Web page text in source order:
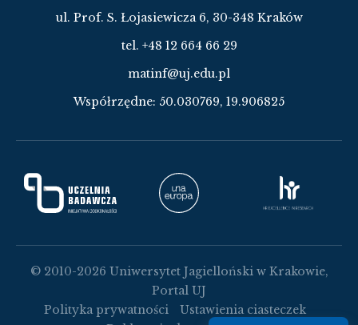
ul. Prof. S. Łojasiewicza 6, 30-348 Kraków
tel. +48 12 664 66 29
matinf@uj.edu.pl
Współrzędne: 50.030769, 19.906825
© 2010-2026 Uniwersytet Jagielloński w Krakowie,
Portal UJ
Polityka prywatności
Ustawienia ciasteczek